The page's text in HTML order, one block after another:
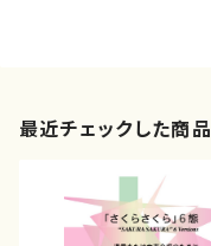
最近チェックした商品